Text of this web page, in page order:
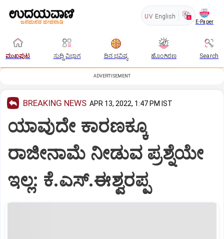
UV English
E-Paper
ಮುಖಪುಟ ಸುದ್ದಿ ವಿಭಾಗ ದಿನ ಭವಿಷ್ಯ ಹೊಂಗಿರಣ Search
ADVERTISEMENT
BREAKING NEWS APR 13, 2022, 1:47 PM IST
ಯಾವುದೇ ಕಾರಣಕ್ಕೂ
ರಾಜೀನಾಮೆ‌‌ ನೀಡುವ ಪ್ರಶ್ನೆಯೇ
ಇಲ್ಲ: ಕೆ.ಎಸ್.ಈಶ್ವರಪ್ಪ